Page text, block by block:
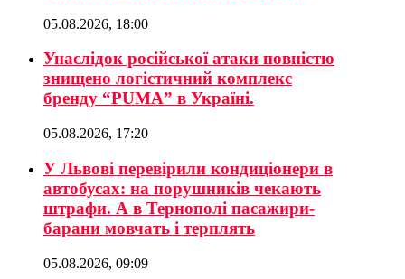
05.08.2026, 18:00
Унаслідок російської атаки повністю
знищено логістичний комплекс
бренду “PUMA” в Україні.
05.08.2026, 17:20
У Львові перевірили кондиціонери в
автобусах: на порушників чекають
штрафи. А в Тернополі пасажири-
барани мовчать і терплять
05.08.2026, 09:09